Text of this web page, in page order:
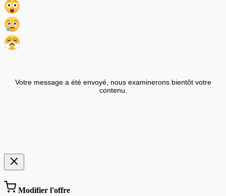
Votre message a été envoyé, nous examinerons bientôt votre
contenu.
Modifier l'offre